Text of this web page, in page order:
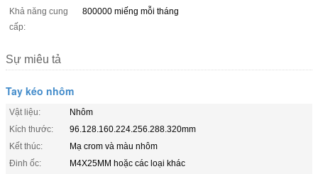
Khả năng cung
cấp:
800000 miếng mỗi tháng
Sự miêu tả
Tay kéo nhôm
Vật liệu:
Nhôm
Kích thước:
96.128.160.224.256.288.320mm
Kết thúc:
Mạ crom và màu nhôm
Đinh ốc:
M4X25MM hoặc các loại khác